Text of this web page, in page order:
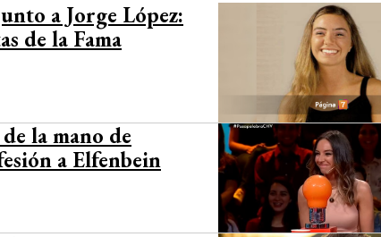
a Jorge López:
de la Fama
la mano de
a Elfenbein